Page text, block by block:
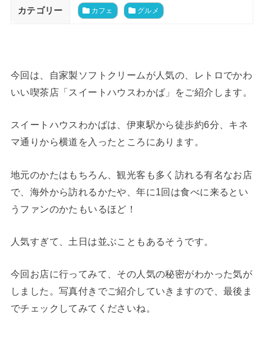
カテゴリー カフェ グルメ
今回は、自家製ソフトクリームが人気の、レトロでかわ
いい喫茶店「スイートハウスわかば」をご紹介します。
スイートハウスわかばは、伊東駅から徒歩約6分、キネ
マ通りから横道を入ったところにあります。
地元のかたはもちろん、観光客も多く訪れる有名なお店
で、海外から訪れるかたや、年に1回は食べに来るとい
うファンのかたもいるほど！
人気すぎて、土日は並ぶこともあるそうです。
今回お店に行ってみて、その人気の秘密がわかった気が
しました。写真付きでご紹介していきますので、最後ま
でチェックしてみてくださいね。